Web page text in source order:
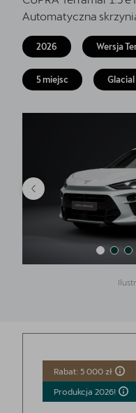
Akcesoria CUPRA
Finansowanie
5 lat gwarancji
Oryginalne części
Kontakt
Automatyczna
2026 Wersja
5 miejsc
Rabat: 5 000 zł
Produkcja 2026!